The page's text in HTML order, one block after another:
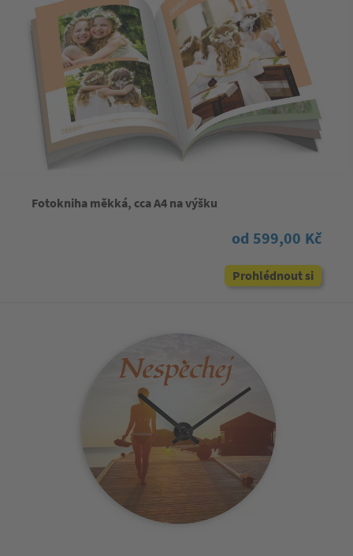
Fotokniha měkká, cca A4 na výšku
od 599,00 Kč
Prohlédnout si